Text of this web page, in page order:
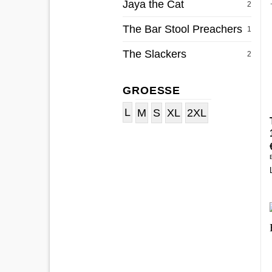
Jaya the Cat 2
The Bar Stool Preachers 1
The Slackers 2
GROESSE
L M S XL 2XL